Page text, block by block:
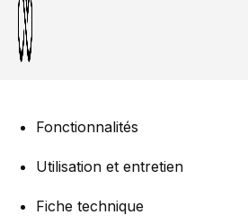
Fonctionnalités
Utilisation et entretien
Fiche technique